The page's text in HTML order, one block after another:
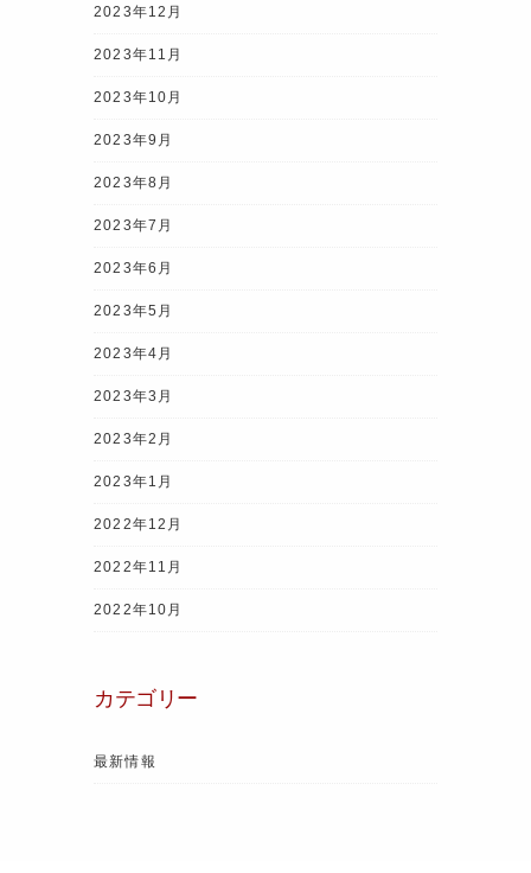
2023年12月
2023年11月
2023年10月
2023年9月
2023年8月
2023年7月
2023年6月
2023年5月
2023年4月
2023年3月
2023年2月
2023年1月
2022年12月
2022年11月
2022年10月
カテゴリー
最新情報